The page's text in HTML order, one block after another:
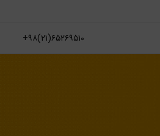
۶۵۲۶۹۵۱۰(۲۱)۹۸+